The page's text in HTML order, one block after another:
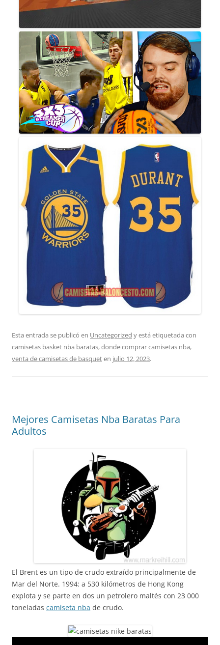
Esta entrada se publicó en Uncategorized y está etiquetada con
camisetas basket nba baratas,donde comprar camisetas nba,
venta de camisetas de basqueten julio 12, 2023.
Mejores Camisetas Nba Baratas Para
Adultos
El Brent es un tipo de crudo extraído principalmente de
Mar del Norte. 1994: a 530 kilómetros de Hong Kong
explota y se parte en dos un petrolero maltés con 23 000
toneladas camiseta nba de crudo.